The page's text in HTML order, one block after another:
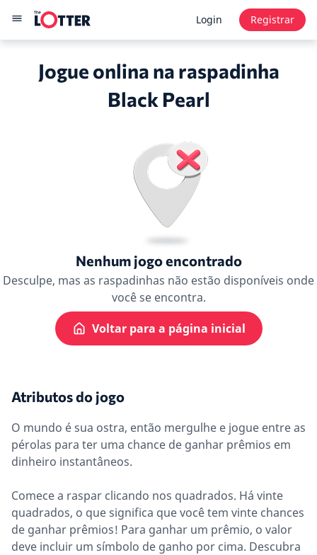
Login Registrar
Jogue onlina na raspadinha
Black Pearl
Nenhum jogo encontrado
Desculpe, mas as raspadinhas não estão disponíveis onde
você se encontra.
Voltar para a página inicial
Atributos do jogo
O mundo é sua ostra, então mergulhe e jogue entre as
pérolas para ter uma chance de ganhar prêmios em
dinheiro instantâneos.
Comece a raspar clicando nos quadrados. Há vinte
quadrados, o que significa que você tem vinte chances
de ganhar prêmios! Para ganhar um prêmio, o valor
deve incluir um símbolo de ganho por cima. Descubra